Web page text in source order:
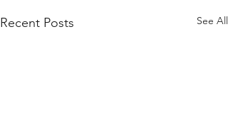
Recent Posts See All